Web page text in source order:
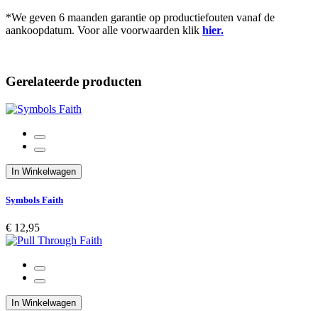
*We geven 6 maanden garantie op productiefouten vanaf de
aankoopdatum. Voor alle voorwaarden klik hier.
Gerelateerde producten
In Winkelwagen
Symbols Faith
€ 12,95
In Winkelwagen